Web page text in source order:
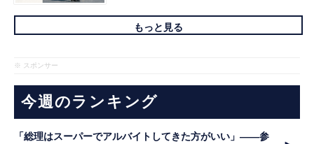
もっと見る
※ スポンサー
今週のランキング
「総理はスーパーでアルバイトしてきた方がいい」――参